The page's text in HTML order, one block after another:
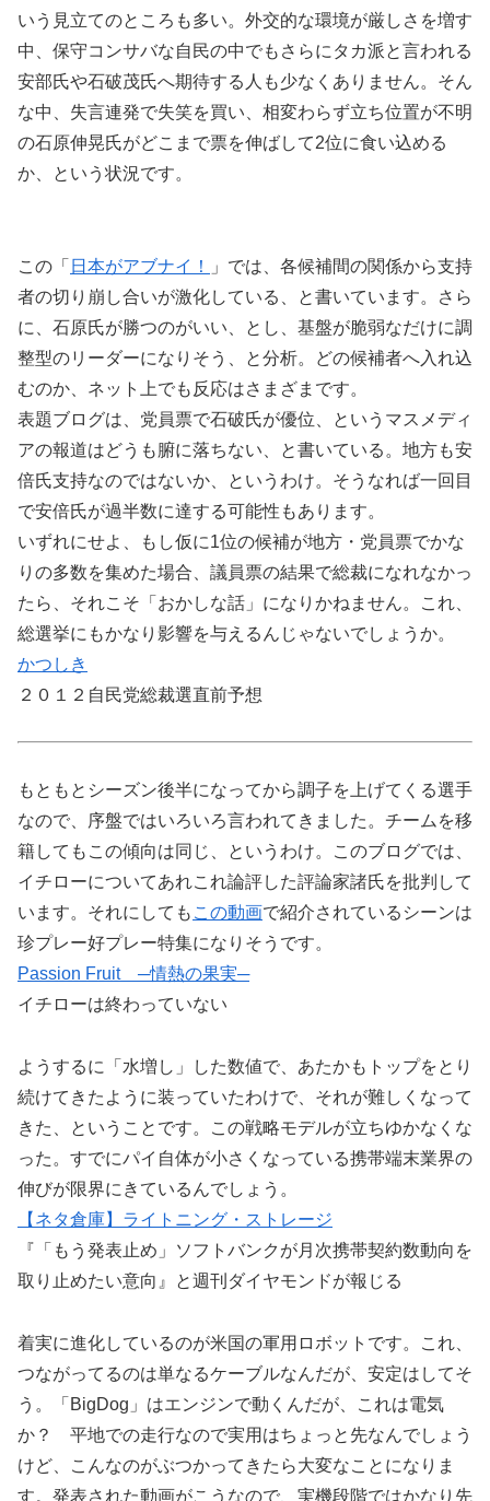
いう見立てのところも多い。外交的な環境が厳しさを増す
中、保守コンサバな自民の中でもさらにタカ派と言われる
安部氏や石破茂氏へ期待する人も少なくありません。そん
な中、失言連発で失笑を買い、相変わらず立ち位置が不明
の石原伸晃氏がどこまで票を伸ばして2位に食い込める
か、という状況です。
この「 日本がアブナイ！
」では、各候補間の関係から支持
者の切り崩し合いが激化している、と書いています。さら
に、石原氏が勝つのがいい、とし、基盤が脆弱なだけに調
整型のリーダーになりそう、と分析。どの候補者へ入れ込
むのか、ネット上でも反応はさまざまです。
表題ブログは、党員票で石破氏が優位、というマスメディ
アの報道はどうも腑に落ちない、と書いている。地方も安
倍氏支持なのではないか、というわけ。そうなれば一回目
で安倍氏が過半数に達する可能性もあります。
いずれにせよ、もし仮に1位の候補が地方・党員票でかな
りの多数を集めた場合、議員票の結果で総裁になれなかっ
たら、それこそ「おかしな話」になりかねません。これ、
総選挙にもかなり影響を与えるんじゃないでしょうか。
かつしき
２０１２自民党総裁選直前予想
もともとシーズン後半になってから調子を上げてくる選手
なので、序盤ではいろいろ言われてきました。チームを移
籍してもこの傾向は同じ、というわけ。このブログでは、
イチローについてあれこれ論評した評論家諸氏を批判して
います。それにしても この動画で紹介されているシーンは
珍プレー好プレー特集になりそうです。
Passion Fruit ─情熱の果実─
イチローは終わっていない
ようするに「水増し」した数値で、あたかもトップをとり
続けてきたように装っていたわけで、それが難しくなって
きた、ということです。この戦略モデルが立ちゆかなくな
った。すでにパイ自体が小さくなっている携帯端末業界の
伸びが限界にきているんでしょう。
【ネタ倉庫】ライトニング・ストレージ
『「もう発表止め」ソフトバンクが月次携帯契約数動向を
取り止めたい意向』と週刊ダイヤモンドが報じる
着実に進化しているのが米国の軍用ロボットです。これ、
つながってるのは単なるケーブルなんだが、安定はしてそ
う。「BigDog」はエンジンで動くんだが、これは電気
か？ 平地での走行なので実用はちょっと先なんでしょう
けど、こんなのがぶつかってきたら大変なことになりま
す。発表された動画がこうなので、実機段階ではかなり先